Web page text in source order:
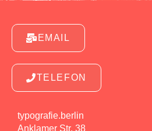
EMAIL
TELEFON
typografie.berlin
Anklamer Str. 38